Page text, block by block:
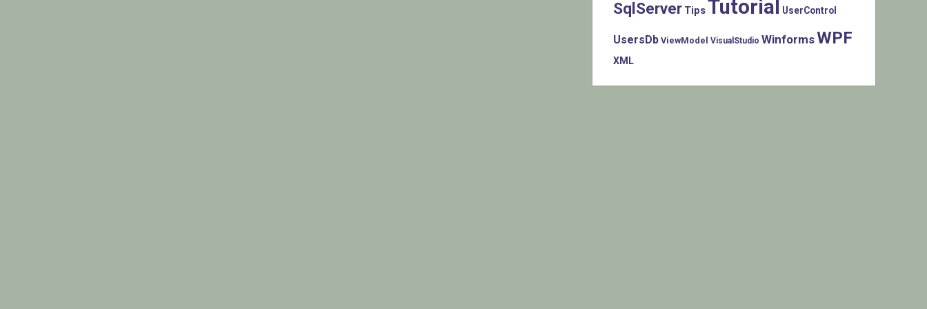
SqlServer TipsTutorial UserControl
UsersDb ViewModel VisualStudio WinformsWPF
XML